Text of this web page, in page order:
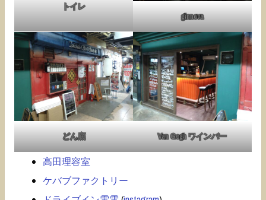
トイレ
ginnova
どん底 Van Gogh ワインバー
高田理容室
ケバブファクトリー